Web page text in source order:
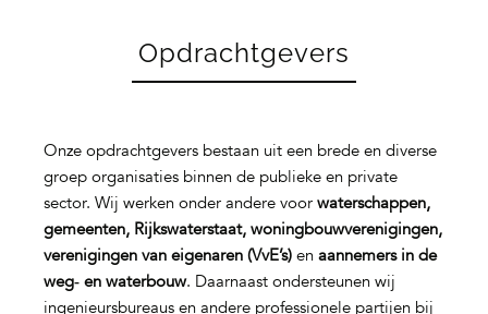
Opdrachtgevers
Onze opdrachtgevers bestaan uit een brede en diverse
groep organisaties binnen de publieke en private
sector. Wij werken onder andere voor waterschappen,
gemeenten, Rijkswaterstaat, woningbouwverenigingen,
verenigingen van eigenaren (VvE’s)en aannemers in de
weg‑ en waterbouw. Daarnaast ondersteunen wij
ingenieursbureaus en andere professionele partijen bij